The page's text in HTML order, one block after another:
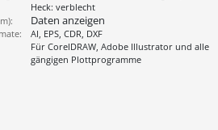
Heck: verblecht
Daten anzeigen
AI, EPS, CDR, DXF
Für CorelDRAW, Adobe Illustrator und alle
gängigen Plottprogramme